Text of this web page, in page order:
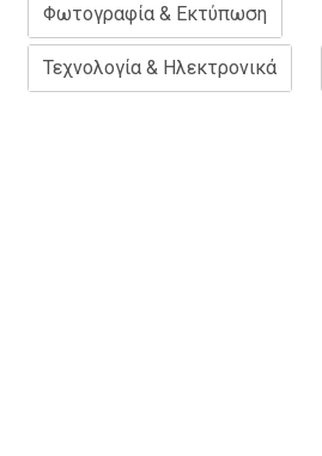
Φωτογραφία & Εκτύπωση
Τεχνολογία & Ηλεκτρονικά